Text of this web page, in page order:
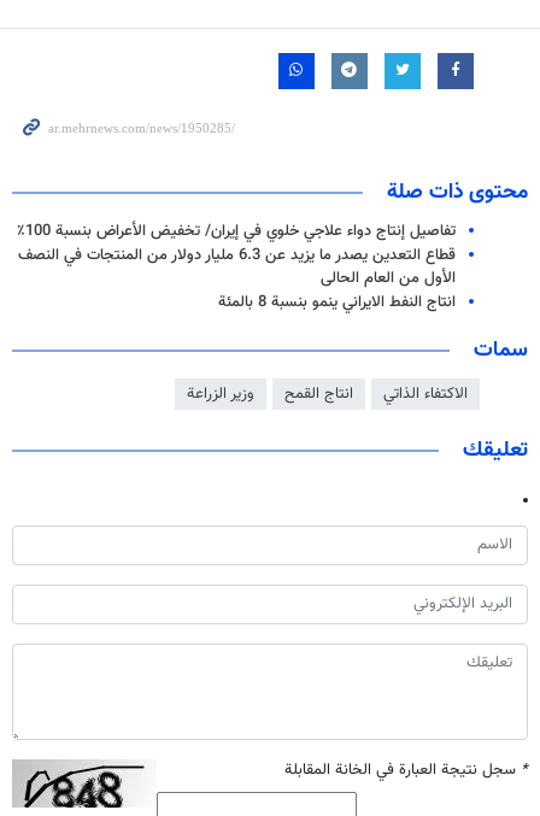
محتوى ذات صلة
تفاصيل إنتاج دواء علاجي خلوي في إيران/ تخفيض الأعراض بنسبة 100٪
قطاع التعدين يصدر ما يزيد عن 6.3 مليار دولار من المنتجات في النصف
الأول من العام الحالی
انتاج النفط الايراني ينمو بنسبة 8 بالمئة
سمات
الاكتفاء الذاتي انتاج القمح وزير الزراعة
تعليقك
* سجل نتيجة العبارة في الخانة المقابلة